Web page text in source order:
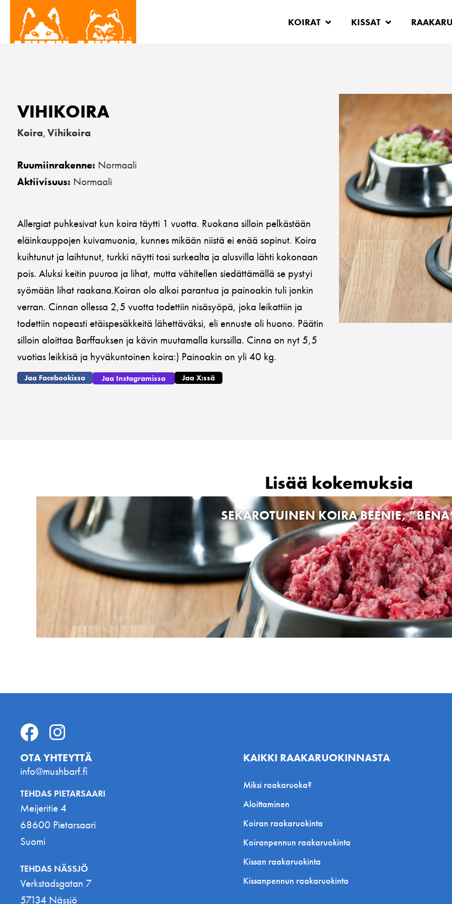
KOIRAT KISSAT
VIHIKOIRA
Koira, Vihikoira
Ruumiinrakenne: Normaali
Aktiivisuus: Normaali
Allergiat puhkesivat kun koira täytti 1 vuotta. Ruokana silloin pelkästään
eläinkauppojen kuivamuonia, kunnes mikään niistä ei enää sopinut. Koira
kuihtunut ja laihtunut, turkki näytti tosi surkealta ja alusvilla lähti kokonaan
pois. Aluksi keitin puuroa ja lihat, mutta vähitellen siedättämällä se pystyi
syömään lihat raakana.Koiran olo alkoi parantua ja painoakin tuli jonkin
verran. Cinnan ollessa 2,5 vuotta todettiin nisäsyöpä, joka leikattiin ja
todettiin nopeasti etäispesäkkeitä lähettäväksi, eli ennuste oli huono. Päätin
silloin aloittaa Barffauksen ja kävin muutamalla kurssilla. Cinna on nyt 5,5
vuotias leikkisä ja hyväkuntoinen koira:) Painoakin on yli 40 kg.
Jaa Facebookissa Jaa Instagramissa Jaa X:ssä
Lisää kokemuksia
SEKAROTUINEN KOIRA BEENIE,
OTA YHTEYTTÄ
info@mushbarf.fi
TEHDAS PIETARSAARI
Meijeritie 4
68600 Pietarsaari
Suomi
TEHDAS NÄSSJÖ
Verkstadsgatan 7
57134 Nässjö
KAIKKI RAAKARUOKINNASTA
Miksi raakaruoka?
Aloittaminen
Koiran raakaruokinta
Koiranpennun raakaruokinta
Kissan raakaruokinta
Kissanpennun raakaruokinta